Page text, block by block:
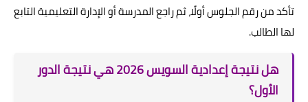
تأكد من رقم الجلوس أولًا، ثم راجع المدرسة أو الإدارة التعليمية التابع
لها الطالب.
هل نتيجة إعدادية السويس 2026 هي نتيجة الدور
الأول؟